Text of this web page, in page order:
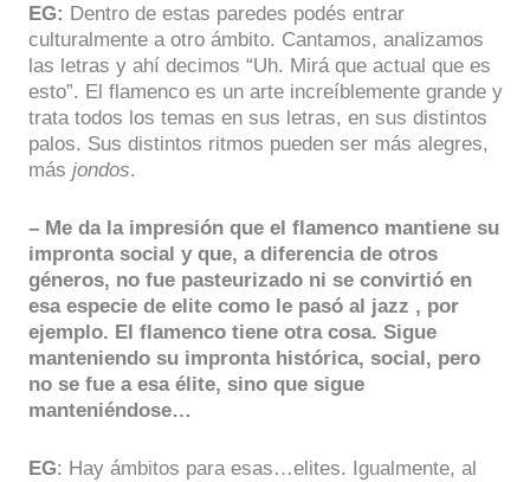
EG: Dentro de estas paredes podés entrar
culturalmente a otro ámbito. Cantamos, analizamos
las letras y ahí decimos “Uh. Mirá que actual que es
esto”. El flamenco es un arte increíblemente grande y
trata todos los temas en sus letras, en sus distintos
palos. Sus distintos ritmos pueden ser más alegres,
más jondos.
– Me da la impresión que el flamenco mantiene su
impronta social y que, a diferencia de otros
géneros, no fue pasteurizado ni se convirtió en
esa especie de elite como le pasó al jazz , por
ejemplo. El flamenco tiene otra cosa. Sigue
manteniendo su impronta histórica, social, pero
no se fue a esa élite, sino que sigue
manteniéndose…
EG: Hay ámbitos para esas…elites. Igualmente, al